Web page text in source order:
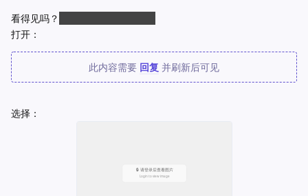
看得见吗？
打开：
此内容需要 回复 并刷新后可见
选择：